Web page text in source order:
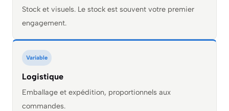
Stock et visuels. Le stock est souvent votre premier
engagement.
Variable
Logistique
Emballage et expédition, proportionnels aux
commandes.